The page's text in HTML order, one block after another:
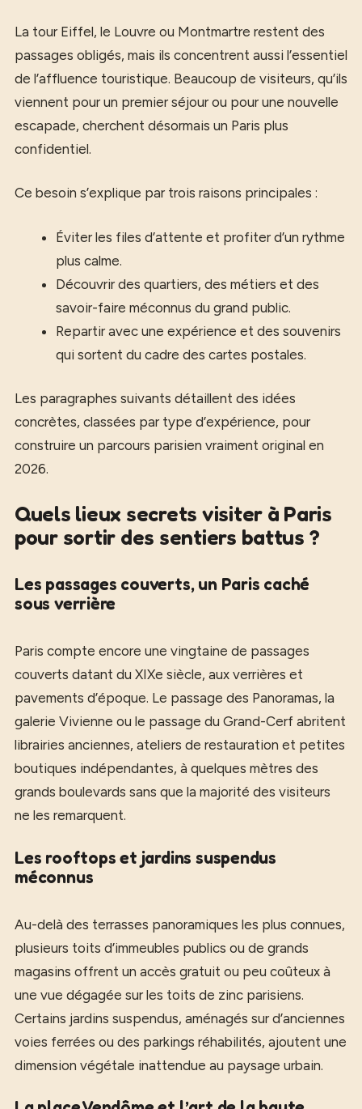
La tour Eiffel, le Louvre ou Montmartre restent des
passages obligés, mais ils concentrent aussi l’essentiel
de l’affluence touristique. Beaucoup de visiteurs, qu’ils
viennent pour un premier séjour ou pour une nouvelle
escapade, cherchent désormais un Paris plus
confidentiel.
Ce besoin s’explique par trois raisons principales :
Éviter les files d’attente et profiter d’un rythme
plus calme.
Découvrir des quartiers, des métiers et des
savoir-faire méconnus du grand public.
Repartir avec une expérience et des souvenirs
qui sortent du cadre des cartes postales.
Les paragraphes suivants détaillent des idées
concrètes, classées par type d’expérience, pour
construire un parcours parisien vraiment original en
2026.
Quels lieux secrets visiter à Paris
pour sortir des sentiers battus ?
Les passages couverts, un Paris caché
sous verrière
Paris compte encore une vingtaine de passages
couverts datant du XIXe siècle, aux verrières et
pavements d’époque. Le passage des Panoramas, la
galerie Vivienne ou le passage du Grand-Cerf abritent
librairies anciennes, ateliers de restauration et petites
boutiques indépendantes, à quelques mètres des
grands boulevards sans que la majorité des visiteurs
ne les remarquent.
Les rooftops et jardins suspendus
méconnus
Au-delà des terrasses panoramiques les plus connues,
plusieurs toits d’immeubles publics ou de grands
magasins offrent un accès gratuit ou peu coûteux à
une vue dégagée sur les toits de zinc parisiens.
Certains jardins suspendus, aménagés sur d’anciennes
voies ferrées ou des parkings réhabilités, ajoutent une
dimension végétale inattendue au paysage urbain.